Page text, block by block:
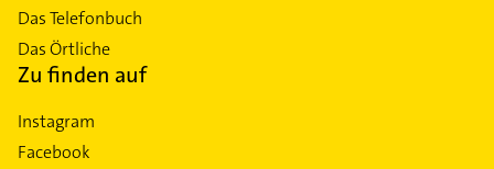
Das Telefonbuch
Das Örtliche
Zu finden auf
Instagram
Facebook